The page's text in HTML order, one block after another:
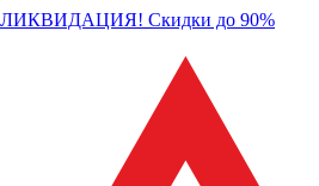
ЛИКВИДАЦИЯ! Скидки до 90%